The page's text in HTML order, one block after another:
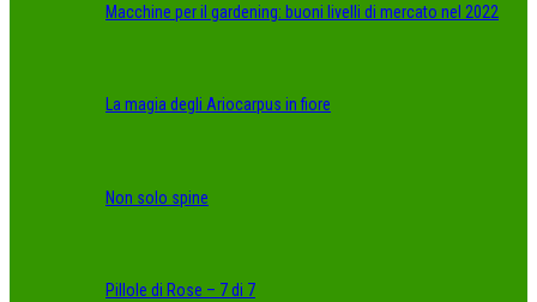
Macchine per il gardening: buoni livelli di mercato nel 2022
La magia degli Ariocarpus in fiore
Non solo spine
Pillole di Rose – 7 di 7